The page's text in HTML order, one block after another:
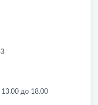
13.00 до 18.00